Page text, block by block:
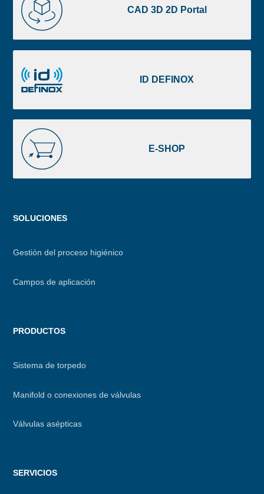
CAD 3D 2D Portal
3D
2D
Portal
ID DEFINOX
DEFINOX
E-SHOP
SHOP
Menu
SOLUCIONES
Gestión del proceso higiénico
Campos de aplicación
PRODUCTOS
Sistema de torpedo
Manifold o conexiones de válvulas
Válvulas asépticas
SERVICIOS